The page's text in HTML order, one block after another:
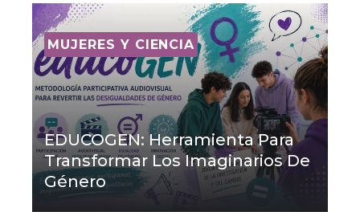
MUJERES Y CIENCIA
EDUCOGEN: Herramienta Para
Transformar Los Imaginarios De
Género